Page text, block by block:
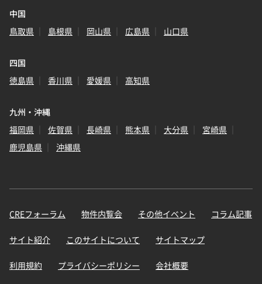
中国
鳥取県
島根県 岡山県 広島県 山口県
四国
徳島県
香川県 愛媛県 高知県
九州・沖縄
福岡県
佐賀県 長崎県 熊本県 大分県
宮崎県
鹿児島県
沖縄県
CREフォーラム 物件内覧会 その他イベント コラム記事
サイト紹介 このサイトについて サイトマップ
利用規約 プライバシーポリシー 会社概要